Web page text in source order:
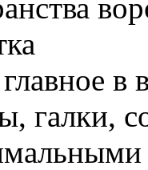
в
галки,